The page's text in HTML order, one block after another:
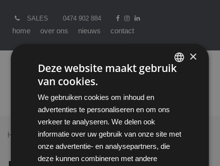
SALES 0474 902 884
home over ons nieuws contact
Home >All Products
DuPont Tyvek Classic Xpert CHF5S overall
×
Deze website maakt gebruik
van cookies.
We gebruiken cookies om inhoud en
advertenties te personaliseren en om ons
verkeer te analyseren. We delen ook
informatie over uw gebruik van onze site met
onze advertentie- en analysepartners, die
deze kunnen combineren met andere